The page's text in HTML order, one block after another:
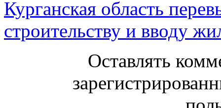
Курганская область
строительству и вводу
Оставлять